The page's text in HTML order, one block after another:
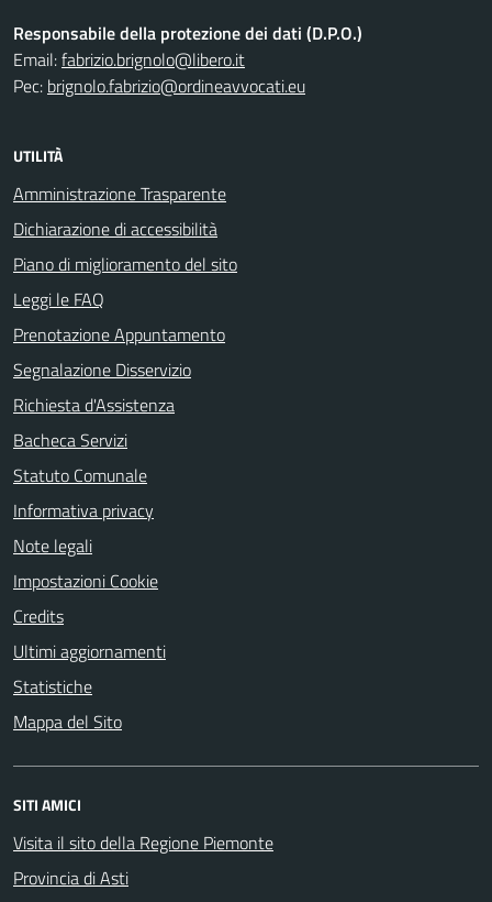
Responsabile della protezione dei dati (D.P.O.)
Email:fabrizio.brignolo@libero.it
Pec: brignolo.fabrizio@ordineavvocati.eu
UTILITÀ
Amministrazione Trasparente
Dichiarazione di accessibilità
Piano di miglioramento del sito
Leggi le FAQ
Prenotazione Appuntamento
Segnalazione Disservizio
Richiesta d'Assistenza
Bacheca Servizi
Statuto Comunale
Informativa privacy
Note legali
Impostazioni Cookie
Credits
Ultimi aggiornamenti
Statistiche
Mappa del Sito
SITI AMICI
Visita il sito della Regione Piemonte
Provincia di Asti